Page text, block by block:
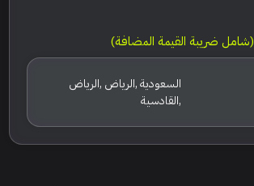
(شامل ضريبة القيمة المضافة)
السعودية ,الرياض ,الرياض
,القادسية